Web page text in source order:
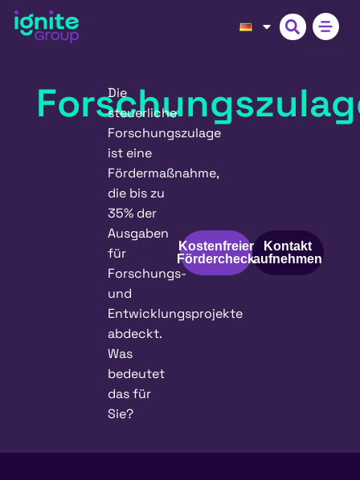
Die
steuerliche
Forschungszulage
ist eine
Fördermaßnahme,
die bis zu
35% der
Ausgaben
für
Forschungs-
und
Entwicklungsprojekte
abdeckt.
Was
bedeutet
das für
Sie?
Kostenfreier
Fördercheck
Kontakt
aufnehmen